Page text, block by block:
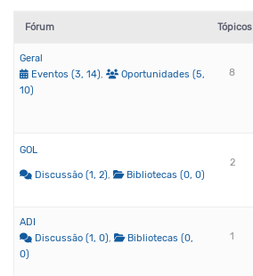
Fórum Tópicos
Geral
Eventos (3, 14)
Oportunidades (5,
10)
8
GOL
Discussão (1, 2) Bibliotecas (0, 0)
2
ADI
Discussão (1, 0)
Bibliotecas (0,
0)
1